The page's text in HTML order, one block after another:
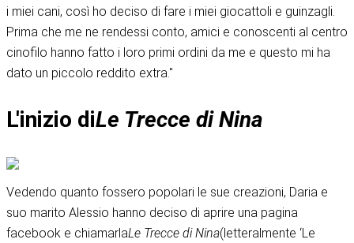
i miei cani, così ho deciso di fare i miei giocattoli e guinzagli.
Prima che me ne rendessi conto, amici e conoscenti al centro
cinofilo hanno fatto i loro primi ordini da me e questo mi ha
dato un piccolo reddito extra."
L'inizio diLe Trecce di Nina
Vedendo quanto fossero popolari le sue creazioni, Daria e
suo marito Alessio hanno deciso di aprire una pagina
facebook e chiamarlaLe Trecce di Nina(letteralmente ‘Le